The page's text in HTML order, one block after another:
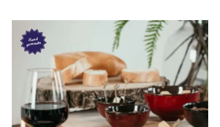
Hand
gemaakt